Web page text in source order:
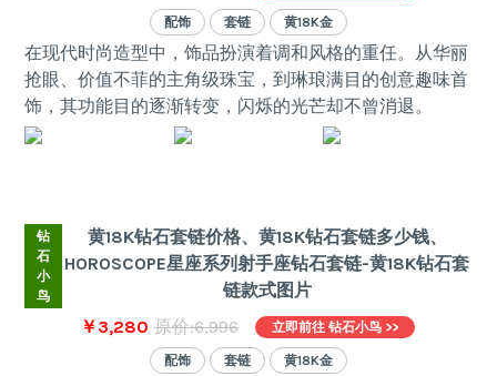
配饰 套链 黄18K金
在现代时尚造型中，饰品扮演着调和风格的重任。从华丽
抢眼、价值不菲的主角级珠宝，到琳琅满目的创意趣味首
饰，其功能目的逐渐转变，闪烁的光芒却不曾消退。
钻
石
小
鸟
黄18K钻石套链价格、黄18K钻石套链多少钱、
HOROSCOPE星座系列射手座钻石套链-黄18K钻石套
链款式图片
￥3,280 原价:6,996 立即前往 钻石小鸟 >>
配饰 套链 黄18K金